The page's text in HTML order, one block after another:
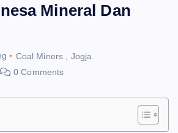
Mineral Dan
Coal Miners
Jogja
0 Comments